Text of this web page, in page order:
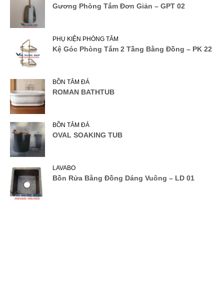
Gương Phòng Tắm Đơn Giản – GPT 02
PHỤ KIỆN PHÒNG TẮM
Kệ Góc Phòng Tắm 2 Tầng Bằng Đồng – PK 22
BỒN TẮM ĐÁ
ROMAN BATHTUB
BỒN TẮM ĐÁ
OVAL SOAKING TUB
LAVABO
Bồn Rửa Bằng Đồng Dáng Vuông – LD 01